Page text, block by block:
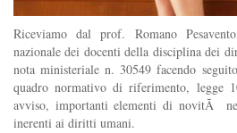
Riceviamo dal prof. Romano
nazionale dei docenti della disciplina dei
nota ministeriale n. 30549 facendo
quadro normativo di riferimento, legge
avviso, importanti elementi di novitÃ
inerenti ai diritti umani.